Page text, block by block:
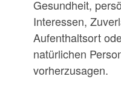
Gesundheit,
Interessen,
Aufenthaltsort
natürlichen
vorherzusagen.